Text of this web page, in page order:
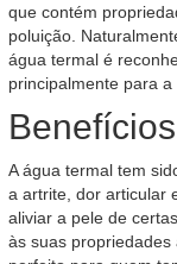
que contém
poluição.
água termal é
principalmente para a
Benefícios
A água termal tem
a artrite, dor articular
aliviar a pele de
às suas